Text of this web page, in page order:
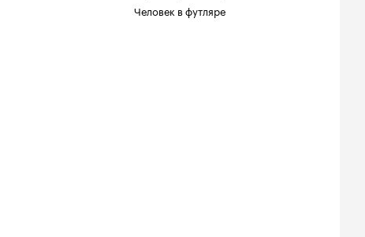
Человек в футляре